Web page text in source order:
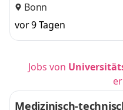
Bonn
vor 9 Tagen
Jobs von
Medizinisch-